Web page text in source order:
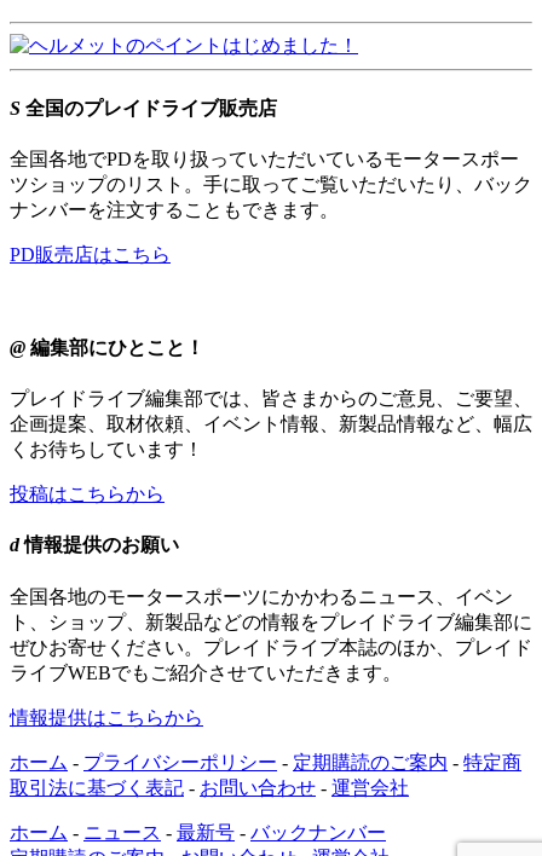
S 全国のプレイドライブ販売店
全国各地でPDを取り扱っていただいているモータースポー
ツショップのリスト。手に取ってご覧いただいたり、バック
ナンバーを注文することもできます。
PD販売店はこちら
@ 編集部にひとこと！
プレイドライブ編集部では、皆さまからのご意見、ご要望、
企画提案、取材依頼、イベント情報、新製品情報など、幅広
くお待ちしています！
投稿はこちらから
d情報提供のお願い
全国各地のモータースポーツにかかわるニュース、イベン
ト、ショップ、新製品などの情報をプレイドライブ編集部に
ぜひお寄せください。プレイドライブ本誌のほか、プレイド
ライブWEBでもご紹介させていただきます。
情報提供はこちらから
ホーム - プライバシーポリシー - 定期購読のご案内 - 特定商
取引法に基づく表記 - お問い合わせ - 運営会社
ホーム - ニュース - 最新号 - バックナンバー